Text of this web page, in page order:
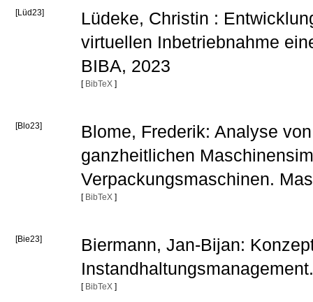
[Lüd23]
Lüdeke, Christin :
virtuellen Inbetriebnahme
BIBA, 2023
[ BibTeX ]
[Blo23]
Blome, Frederik: Analyse
ganzheitlichen
Verpackungsmaschinen.
[ BibTeX ]
[Bie23]
Biermann, Jan-Bijan:
[ BibTeX ]